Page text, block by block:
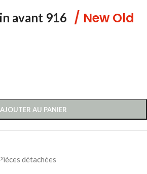
avant 916 / New Old
AJOUTER AU PANIER
détachées